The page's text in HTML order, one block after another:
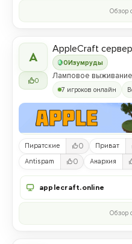
Обзор
A
0
0Изумруды
AppleCraft
Ламповое
7 игроков онлайн
Пиратские 0 Приват
Antispam 0 Анархия
applecraft.online
Обзор